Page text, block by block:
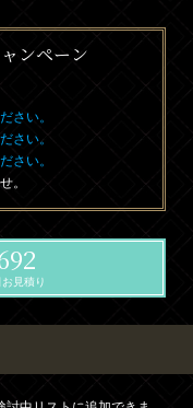
ンペーン
さい。
さい。
さい。
。
見積り